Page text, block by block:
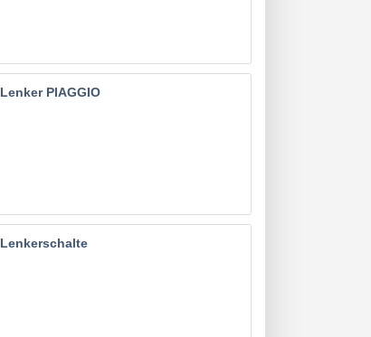
Lenker PIAGGIO
Lenkerschalte